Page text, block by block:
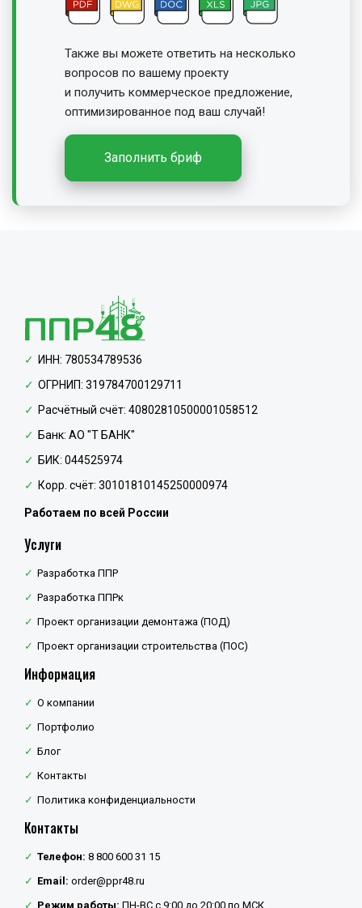
Также вы можете ответить на несколько
вопросов по вашему проекту
и получить коммерческое предложение,
оптимизированное под ваш случай!
Заполнить бриф
ИНН: 780534789536
ОГРНИП: 319784700129711
Расчётный счёт: 40802810500001058512
Банк: АО "Т БАНК"
БИК: 044525974
Корр. счёт: 30101810145250000974
Работаем по всей России
Услуги
Разработка ППР
Разработка ППРк
Проект организации демонтажа (ПОД)
Проект организации строительства (ПОС)
Информация
О компании
Портфолио
Блог
Контакты
Политика конфиденциальности
Контакты
Телефон: 8 800 600 31 15
Email: order@ppr48.ru
Режим работы: ПН-ВС с 9:00 до 20:00 по МСК